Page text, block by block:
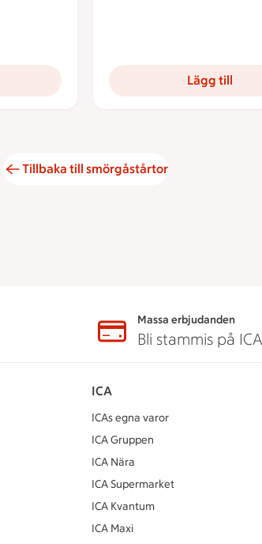
Lägg till
Tillbaka till smörgåstårtor
Massa erbjudanden
Bli stammis på ICA
ICA
ICAs egna varor
ICA Gruppen
ICA Nära
ICA Supermarket
ICA Kvantum
ICA Maxi